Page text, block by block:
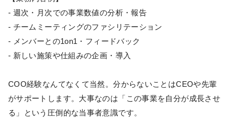
- 週次・月次での事業数値の分析・報告
- チームミーティングのファシリテーション
- メンバーとの1on1・フィードバック
- 新しい施策や仕組みの企画・導入
COO経験なんてなくて当然。分からないことはCEOや先輩
がサポートします。大事なのは「この事業を自分が成長させ
る」という圧倒的な当事者意識です。